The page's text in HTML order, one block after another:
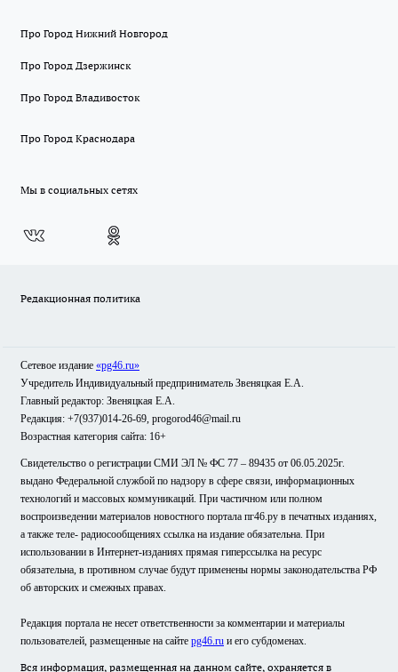
Про Город Нижний Новгород
Про Город Дзержинск
Про Город Владивосток
Про Город Краснодара
Мы в социальных сетях
Редакционная политика
Сетевое издание «pg46.ru»
Учредитель Индивидуальный предприниматель Звеняцкая Е.А.
Главный редактор: Звеняцкая Е.А.
Редакция: +7(937)014-26-69, progorod46@mail.ru
Возрастная категория сайта: 16+
Свидетельство о регистрации СМИ ЭЛ № ФС 77 – 89435 от 06.05.2025г.
выдано Федеральной службой по надзору в сфере связи, информационных
технологий и массовых коммуникаций. При частичном или полном
воспроизведении материалов новостного портала пг46.ру в печатных изданиях,
а также теле- радиосообщениях ссылка на издание обязательна. При
использовании в Интернет-изданиях прямая гиперссылка на ресурс
обязательна, в противном случае будут применены нормы законодательства РФ
об авторских и смежных правах.
Редакция портала не несет ответственности за комментарии и материалы
пользователей, размещенные на сайте pg46.ru и его субдоменах.
Вся информация, размещенная на данном сайте, охраняется в